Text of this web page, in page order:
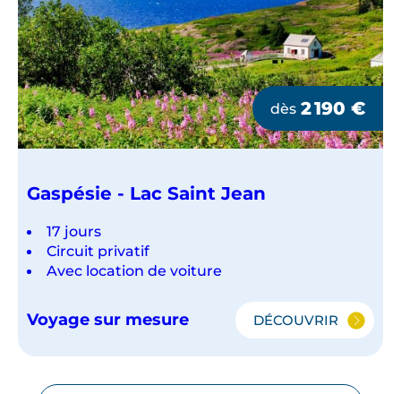
dès 2 190 €
Gaspésie - Lac Saint Jean
17 jours
Circuit privatif
Avec location de voiture
Voyage sur mesure DÉCOUVRIR
GASPÉSIE
SAINT